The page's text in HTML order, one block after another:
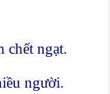
chết ngạt.
người.